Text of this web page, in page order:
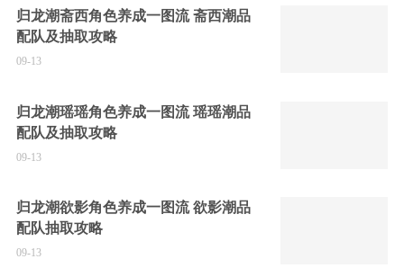
归龙潮斋西角色养成一图流 斋西潮品
配队及抽取攻略
09-13
归龙潮瑶瑶角色养成一图流 瑶瑶潮品
配队及抽取攻略
09-13
归龙潮欲影角色养成一图流 欲影潮品
配队抽取攻略
09-13